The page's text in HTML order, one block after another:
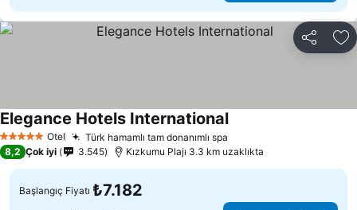
Paylaş
5 Yıldız Otel Türk hamamlı tam donanımlı spa
Elegance Hotels International
8,2 Çok iyi 3.545 Kızkumu Plajı 3.3 km uzaklıkta
Başlangıç Fiyatı ₺7.182